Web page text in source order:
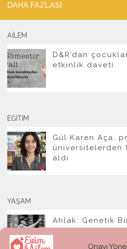
Onayı
DAHA FAZLASI
AILEM
D&R’dan
etkinlik daveti
EĞITIM
Gül Karen Aça,
üniversitelerden
aldı
YAŞAM
Ahlak: Genetik
Bir Refleks mi?